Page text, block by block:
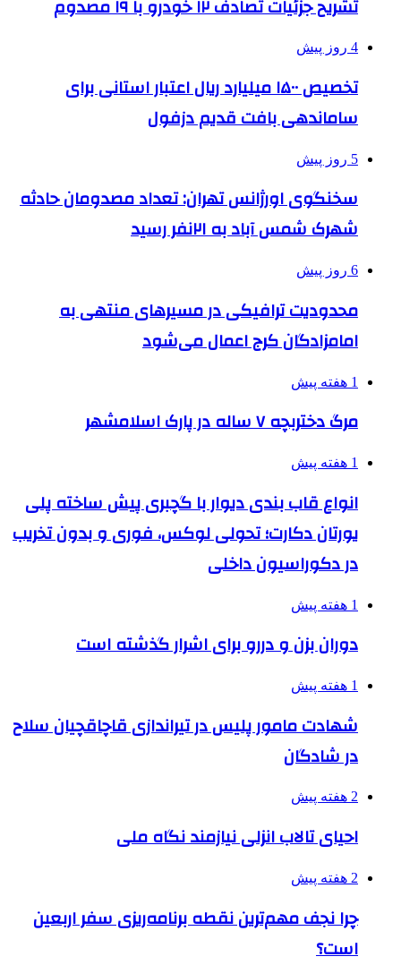
تشریح جزئیات تصادف ۱۲ خودرو با ۱۹ مصدوم
4 روز پیش
تخصیص ۱۵۰۰ میلیارد ریال اعتبار استانی برای
ساماندهی بافت قدیم دزفول
5 روز پیش
سخنگوی اورژانس تهران: تعداد مصدومان حادثه
شهرک شمس آباد به ۲۱نفر رسید
6 روز پیش
محدودیت ترافیکی در مسیرهای منتهی به
امامزادگان کرج اعمال می‌شود
1 هفته پیش
مرگ دختربچه ۷ ساله در پارک اسلامشهر
1 هفته پیش
انواع قاب بندی دیوار با گچبری پیش ساخته پلی
یورتان دکارت؛ تحولی لوکس، فوری و بدون تخریب
در دکوراسیون داخلی
1 هفته پیش
دوران بزن و دررو برای اشرار گذشته است
1 هفته پیش
شهادت مامور پلیس در تیراندازی قاچاقچیان سلاح
در شادگان
2 هفته پیش
احیای تالاب انزلی نیازمند نگاه ملی
2 هفته پیش
چرا نجف مهم‌ترین نقطه برنامه‌ریزی سفر اربعین
است؟